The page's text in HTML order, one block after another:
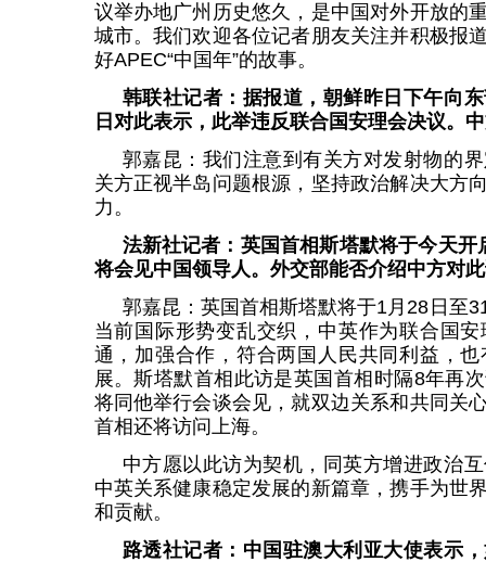
议举办地广州历史悠久，是中国对外开放的
城市。我们欢迎各位记者朋友关注并积极报
好APEC“中国年”的故事。
韩联社记者：据报道，朝鲜昨日下午向
日对此表示，此举违反联合国安理会决议。
郭嘉昆：我们注意到有关方对发射物的
关方正视半岛问题根源，坚持政治解决大方
力。
法新社记者：英国首相斯塔默将于今天
将会见中国领导人。外交部能否介绍中方对
郭嘉昆：英国首相斯塔默将于1月28日至
当前国际形势变乱交织，中英作为联合国
通，加强合作，符合两国人民共同利益，
展。斯塔默首相此访是英国首相时隔8年再
将同他举行会谈会见，就双边关系和共同关
首相还将访问上海。
中方愿以此访为契机，同英方增进政治
中英关系健康稳定发展的新篇章，携手为世
和贡献。
路透社记者：中国驻澳大利亚大使表示